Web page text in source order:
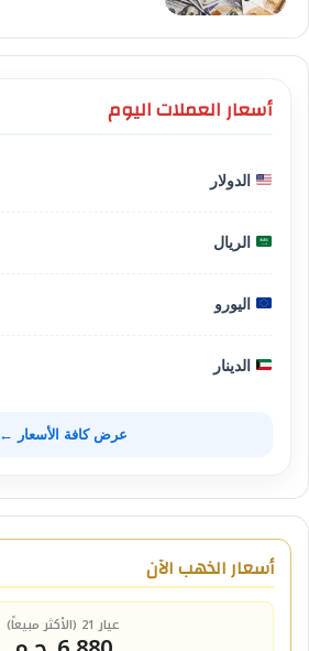
أسعار العملات اليوم
الدولار
الريال
اليورو
الدينار
عرض كافة الأسعار ←
أسعار الذهب الآن
عيار 21 (الأكثر مبيعاً)